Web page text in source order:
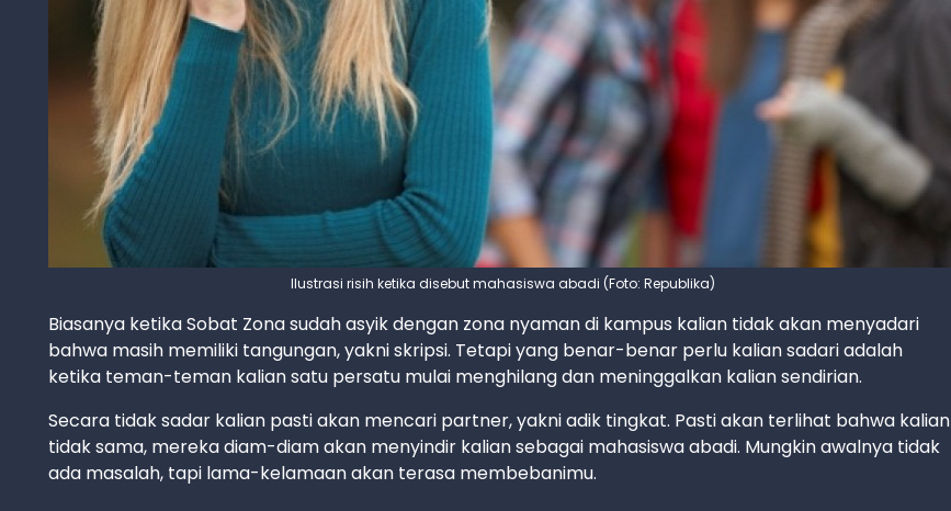
Ilustrasi risih ketika disebut mahasiswa abadi (Foto: Republika)
Biasanya ketika Sobat Zona sudah asyik dengan zona nyaman di kampus kalian tidak akan menyadari
bahwa masih memiliki tangungan, yakni skripsi. Tetapi yang benar-benar perlu kalian sadari adalah
ketika teman-teman kalian satu persatu mulai menghilang dan meninggalkan kalian sendirian.
Secara tidak sadar kalian pasti akan mencari partner, yakni adik tingkat. Pasti akan terlihat bahwa kalian
tidak sama, mereka diam-diam akan menyindir kalian sebagai mahasiswa abadi. Mungkin awalnya tidak
ada masalah, tapi lama-kelamaan akan terasa membebanimu.